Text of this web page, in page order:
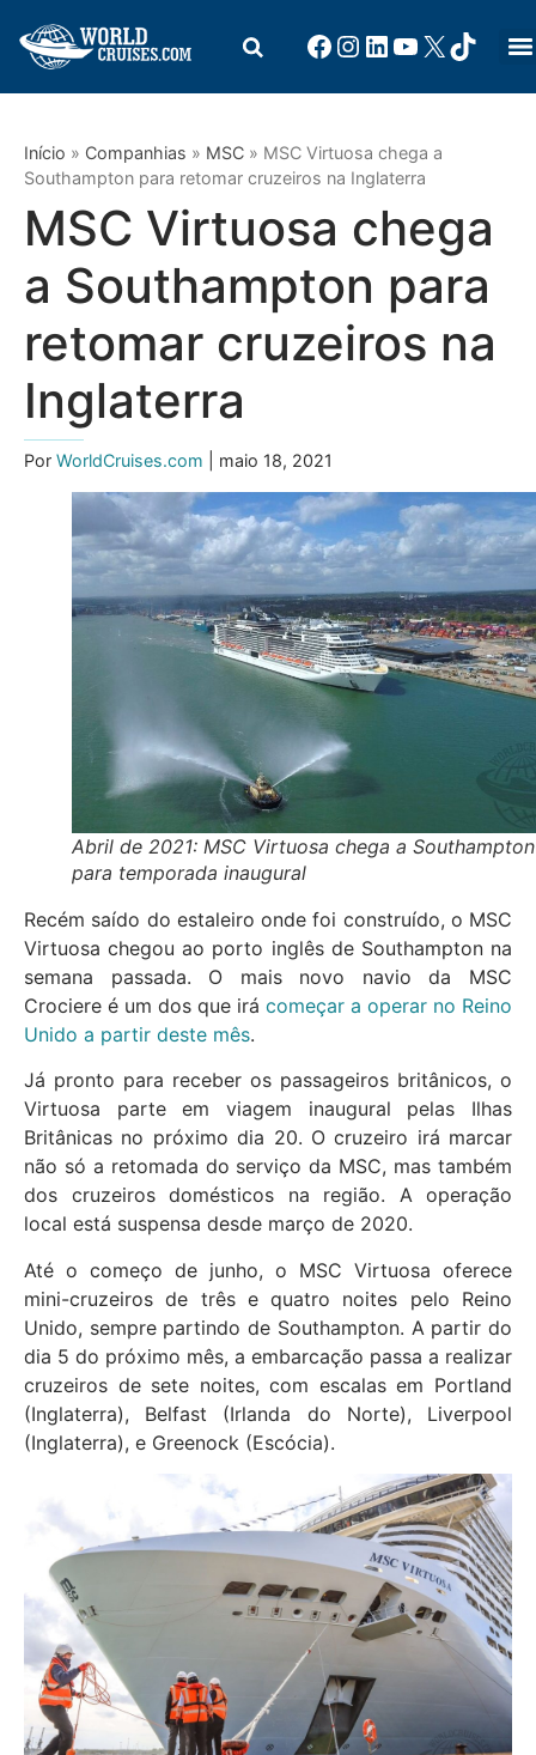
Início » Companhias » MSC » MSC Virtuosa chega a
Southampton para retomar cruzeiros na Inglaterra
MSC Virtuosa chega
a Southampton para
retomar cruzeiros na
Inglaterra
Por WorldCruises.com | maio 18, 2021
Abril de 2021: MSC Virtuosa chega a Southampton
para temporada inaugural
Recém saído do estaleiro onde foi construído, o MSC
Virtuosa chegou ao porto inglês de Southampton na
semana passada. O mais novo navio da MSC
Crociere é um dos que irá começar a operar no Reino
Unido a partir deste mês.
Já pronto para receber os passageiros britânicos, o
Virtuosa parte em viagem inaugural pelas Ilhas
Britânicas no próximo dia 20. O cruzeiro irá marcar
não só a retomada do serviço da MSC, mas também
dos cruzeiros domésticos na região. A operação
local está suspensa desde março de 2020.
Até o começo de junho, o MSC Virtuosa oferece
mini-cruzeiros de três e quatro noites pelo Reino
Unido, sempre partindo de Southampton. A partir do
dia 5 do próximo mês, a embarcação passa a realizar
cruzeiros de sete noites, com escalas em Portland
(Inglaterra), Belfast (Irlanda do Norte), Liverpool
(Inglaterra), e Greenock (Escócia).